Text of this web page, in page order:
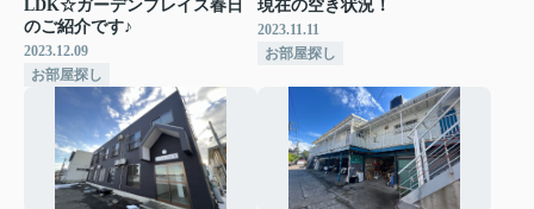
LDK☆ガーデンプレイス春日
のご紹介です♪
2023.12.09
お部屋探し
現在の空き状況！
2023.11.11
お部屋探し